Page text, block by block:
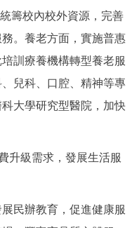
籌校內校外資源，完善
。養老方面，實施普惠
訓療養機構轉型養老服
兒科、口腔、精神等專
大學研究型醫院，加快
級需求，發展生活服
民辦教育，促進健康服